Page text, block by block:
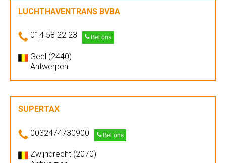
LUCHTHAVENTRANS BVBA
014 58 22 23 Bel ons
Geel (2440)
Antwerpen
SUPERTAX
0032474730900 Bel ons
Zwijndrecht (2070)